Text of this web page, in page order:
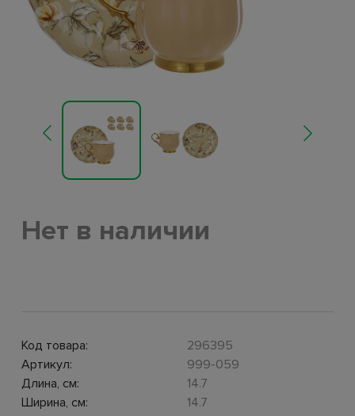
Нет в наличии
Код товара:
296395
Артикул:
999-059
Длина, см:
14.7
Ширина, см:
14.7